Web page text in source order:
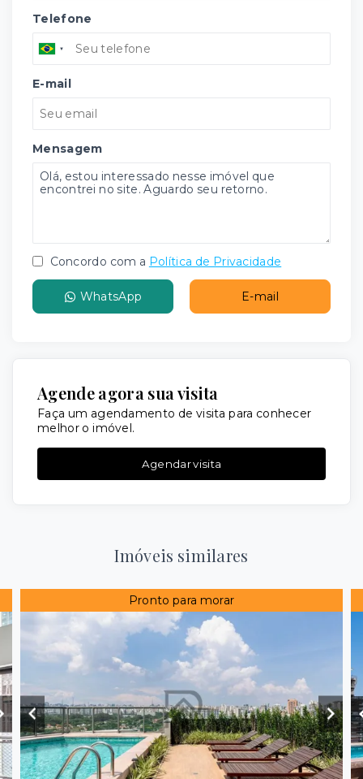
Telefone
E-mail
Mensagem
Concordo com a Política de Privacidade
WhatsApp E-mail
Agende agora sua visita
Faça um agendamento de visita para conhecer
melhor o imóvel.
Agendar visita
Imóveis similares
Pronto para morar